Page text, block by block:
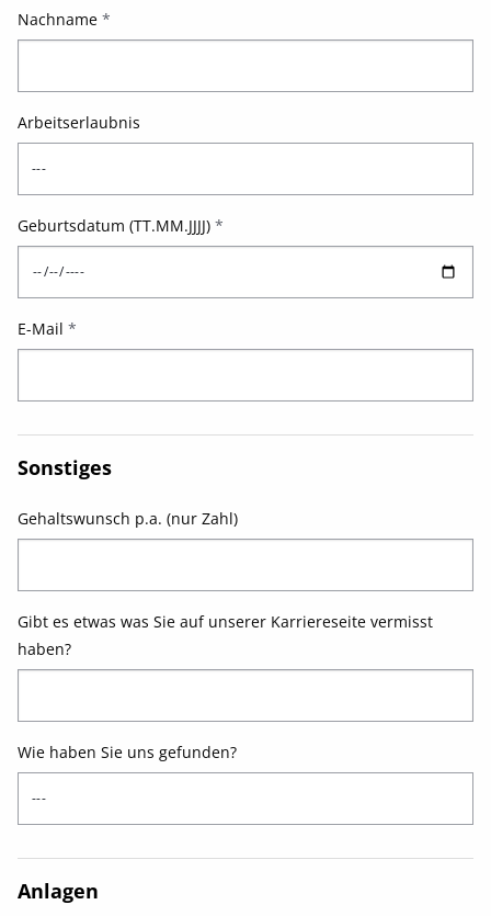
Nachname *
Arbeitserlaubnis
Geburtsdatum (TT.MM.JJJJ) *
E-Mail *
Sonstiges
Gehaltswunsch p.a. (nur Zahl)
Gibt es etwas was Sie auf unserer Karriereseite vermisst
haben?
Wie haben Sie uns gefunden?
Anlagen